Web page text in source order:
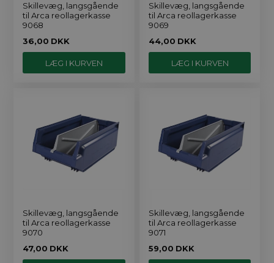
Skillevæg, langsgående
til Arca reollagerkasse
9068
36,00 DKK
Skillevæg, langsgående
til Arca reollagerkasse
9069
44,00 DKK
Skillevæg, langsgående
til Arca reollagerkasse
9070
47,00 DKK
Skillevæg, langsgående
til Arca reollagerkasse
9071
59,00 DKK